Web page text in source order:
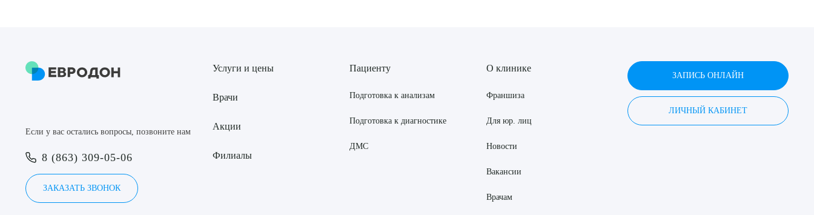
Если у вас остались вопросы, позвоните нам
8 (863) 309-05-06
ЗАКАЗАТЬ ЗВОНОК
Услуги и цены
Врачи
Акции
Филиалы
Пациенту
Подготовка к анализам
Подготовка к диагностике
ДМС
О клинике
Франшиза
Для юр. лиц
Новости
Вакансии
Врачам
ЗАПИСЬ ОНЛАЙН
ЛИЧНЫЙ КАБИНЕТ
ОТПРАВИТЬ Я даю согласие на обработку персональных данных